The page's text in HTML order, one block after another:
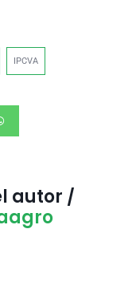
IPCVA
autor /